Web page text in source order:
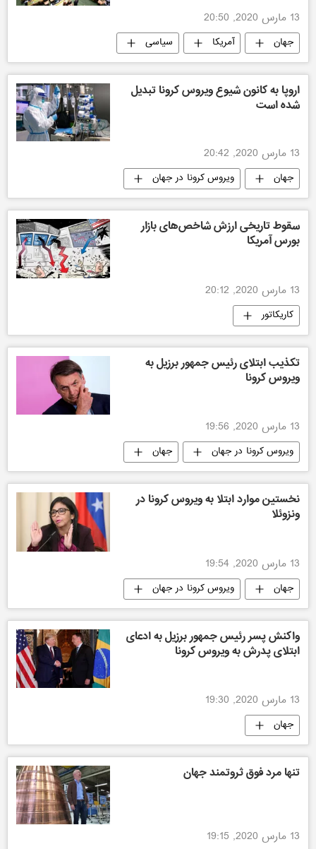
13 مارس 2020, 20:50
جهان آمریکا سیاسی
اروپا به کانون شیوع ویروس کرونا تبدیل
شده است
13 مارس 2020, 20:42
جهان ویروس کرونا در جهان
سقوط تاریخی ارزش شاخص‌های بازار
بورس آمریکا
13 مارس 2020, 20:12
کاریکاتور
تکذیب ابتلای رئیس جمهور برزیل به
ویروس کرونا
13 مارس 2020, 19:56
ویروس کرونا در جهان جهان
نخستین موارد ابتلا به ویروس کرونا در
ونزوئلا
13 مارس 2020, 19:54
جهان ویروس کرونا در جهان
واکنش پسر رئیس جمهور برزیل به ادعای
ابتلای پدرش به ویروس کرونا
13 مارس 2020, 19:30
جهان
تنها مرد فوق ثروتمند جهان
13 مارس 2020, 19:15